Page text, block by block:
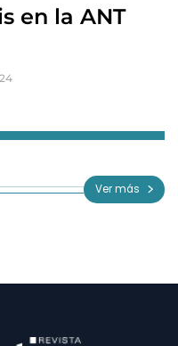
en la ANT
Ver más